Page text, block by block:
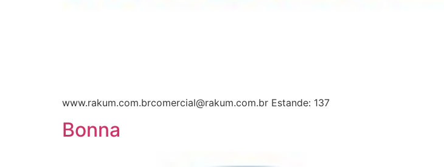
www.rakum.com.brcomercial@rakum.com.br Estande: 137
Bonna